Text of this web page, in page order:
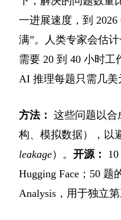
一进展速度，到
满”。人类专家会估计
需要 20 到 40 小时
AI 推理每题只需几美
方法： 这些问题以合
构、模拟数据），以
leakage）。 开源：
Hugging Face；50
Analysis，用于独立第